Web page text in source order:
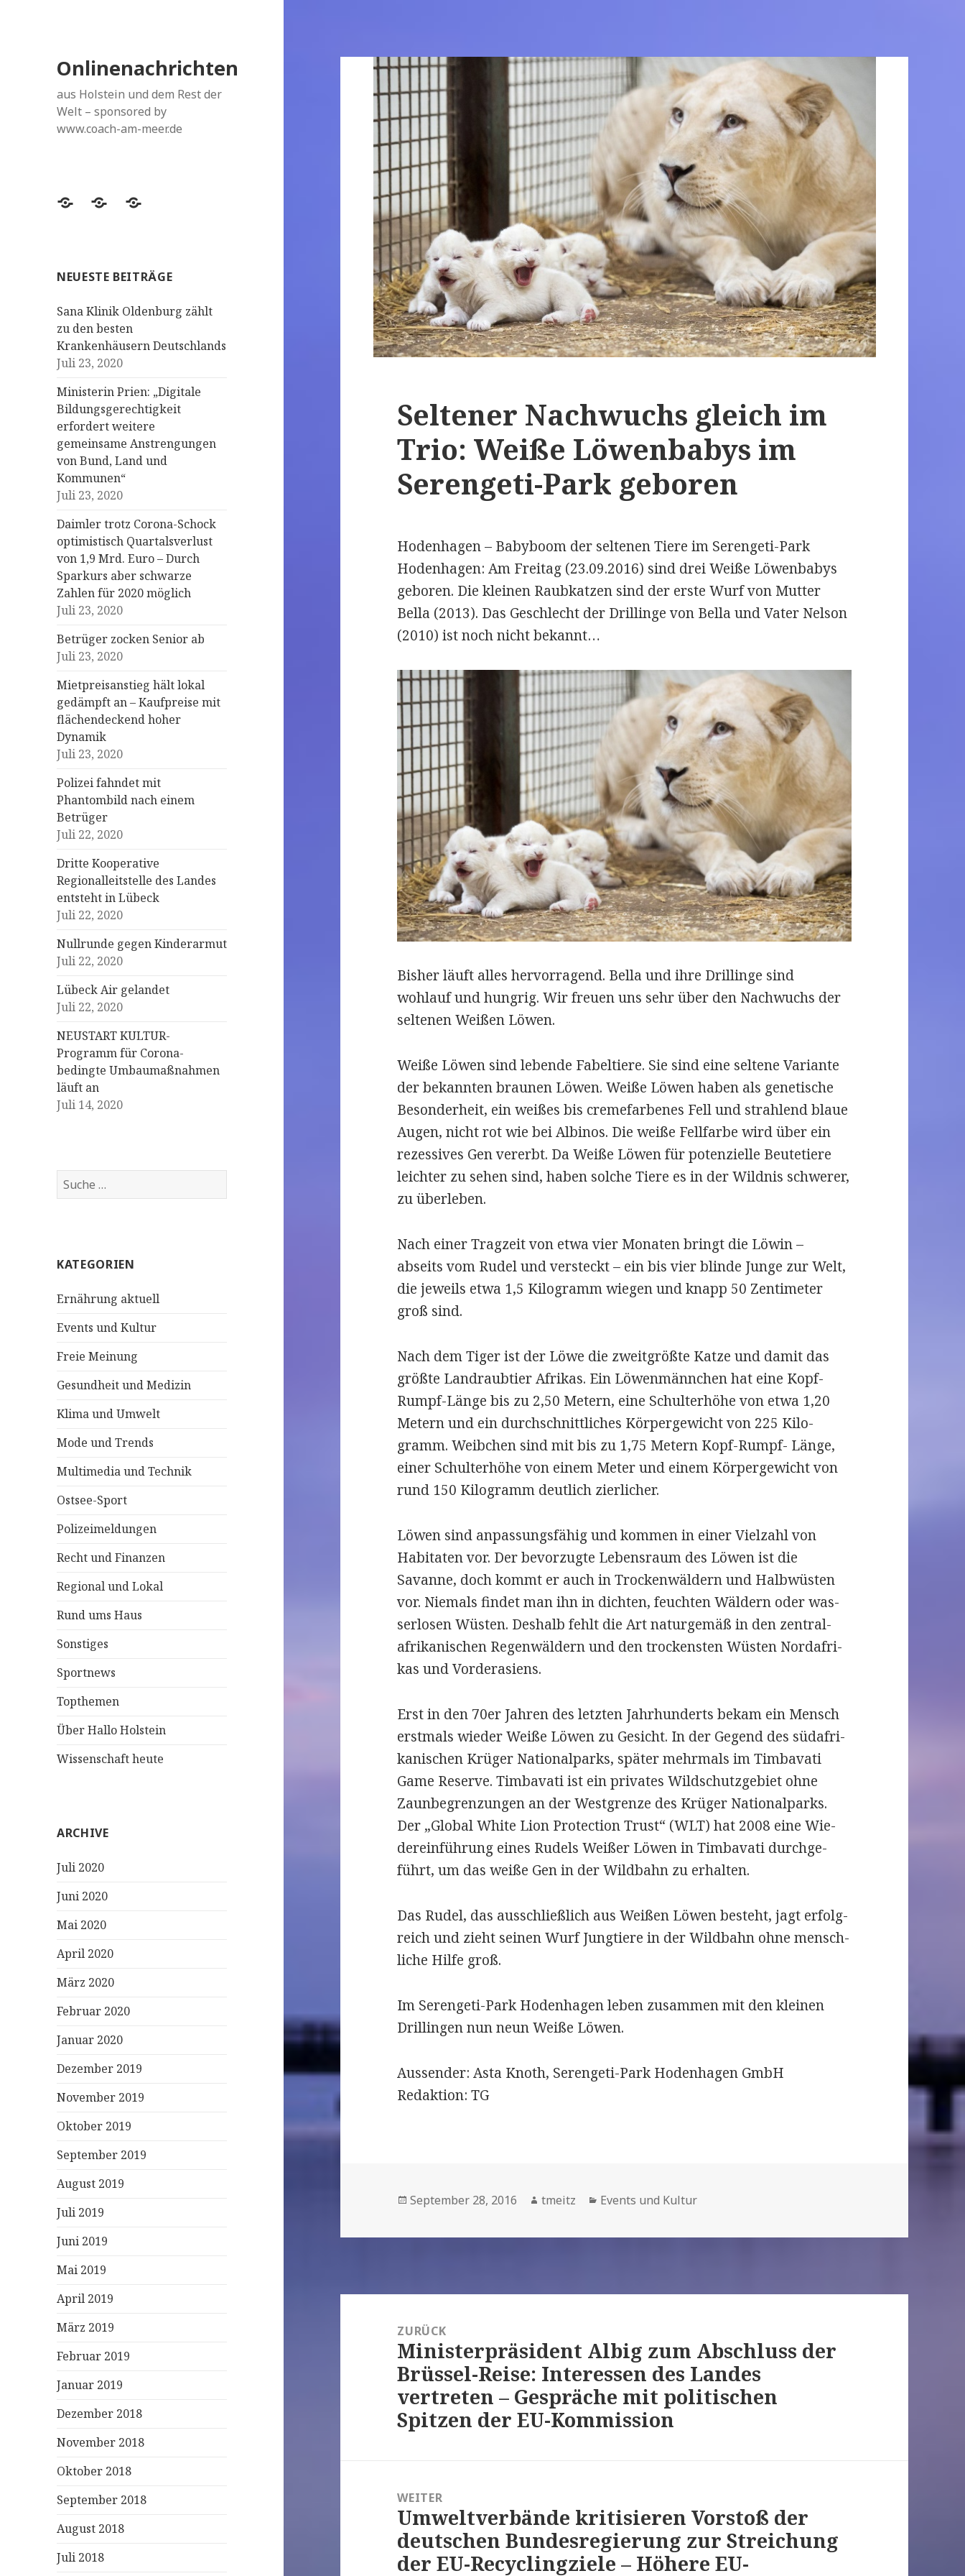
Onlinenachrichten
aus Holstein und dem Rest der
Welt – sponsored by
www.coach-am-meer.de
Datenschutzerklärung
TopthemenTopthemen
NEUESTE BEITRÄGE
Sana Klinik Oldenburg zählt
zu den besten
Krankenhäusern Deutschlands
Juli 23, 2020
Ministerin Prien: „Digitale
Bildungsgerechtigkeit
erfordert weitere
gemeinsame Anstrengungen
von Bund, Land und
Kommunen“
Juli 23, 2020
Daimler trotz Corona-Schock
optimistisch Quartalsverlust
von 1,9 Mrd. Euro – Durch
Sparkurs aber schwarze
Zahlen für 2020 möglich
Juli 23, 2020
Betrüger zocken Senior ab
Juli 23, 2020
Mietpreisanstieg hält lokal
gedämpft an – Kaufpreise mit
flächendeckend hoher
Dynamik
Juli 23, 2020
Polizei fahndet mit
Phantombild nach einem
Betrüger
Juli 22, 2020
Dritte Kooperative
Regionalleitstelle des Landes
entsteht in Lübeck
Juli 22, 2020
Nullrunde gegen Kinderarmut
Juli 22, 2020
Lübeck Air gelandet
Juli 22, 2020
NEUSTART KULTUR-
Programm für Corona-
bedingte Umbaumaßnahmen
läuft an
Juli 14, 2020
S
u
n
c
:
KATEGORIEN
Ernährung aktuell
Events und Kultur
Freie Meinung
Gesundheit und Medizin
Klima und Umwelt
Mode und Trends
Multimedia und Technik
Ostsee-Sport
Polizeimeldungen
Recht und Finanzen
Regional und Lokal
Rund ums Haus
Sonstiges
Sportnews
Topthemen
Über Hallo Holstein
Wissenschaft heute
ARCHIVE
Juli 2020
Juni 2020
Mai 2020
April 2020
März 2020
Februar 2020
Januar 2020
Dezember 2019
November 2019
Oktober 2019
September 2019
August 2019
Juli 2019
Juni 2019
Mai 2019
April 2019
März 2019
Februar 2019
Januar 2019
Dezember 2018
November 2018
Oktober 2018
September 2018
August 2018
Juli 2018
Seltener Nachwuchs gleich im
Trio: Weiße Löwenbabys im
Serengeti-Park geboren
Hodenhagen – Babyboom der seltenen Tiere im Serengeti-Park
Hodenhagen: Am Freitag (23.09.2016) sind drei Weiße Löwenbabys
geboren. Die kleinen Raubkatzen sind der erste Wurf von Mutter
Bella (2013). Das Geschlecht der Drillinge von Bella und Vater Nelson
(2010) ist noch nicht bekannt…
Bisher läuft alles hervorragend. Bella und ihre Drillinge sind
wohlauf und hungrig. Wir freuen uns sehr über den Nachwuchs der
seltenen Weißen Löwen.
Weiße Löwen sind lebende Fabel­tiere. Sie sind eine sel­tene Vari­ante
der bekann­ten brau­nen Löwen. Weiße Löwen haben als gene­ti­sche
Beson­der­heit, ein wei­ßes bis cre­me­far­be­nes Fell und strah­lend blaue
Augen, nicht rot wie bei Albi­nos. Die weiße Fellfarbe wird über ein
rezessives Gen vererbt. Da Weiße Löwen für potenzielle Beutetiere
leichter zu sehen sind, haben solche Tiere es in der Wildnis schwerer,
zu überleben.
Nach einer Trag­zeit von etwa vier Mona­ten bringt die Löwin –
abseits vom Rudel und ver­steckt – ein bis vier blinde Junge zur Welt,
die jeweils etwa 1,5 Kilo­gramm wie­gen und knapp 50 Zenti­me­ter
groß sind.
Nach dem Tiger ist der Löwe die zweit­größte Katze und damit das
größte Lan­d­raub­tier Afri­kas. Ein Löw­en­männ­chen hat eine Kopf-
Rumpf-Länge bis zu 2,50 Metern, eine Schul­ter­höhe von etwa 1,20
Metern und ein durch­schnitt­li­ches Kör­per­ge­wicht von 225 Kilo­
gramm. Weib­chen sind mit bis zu 1,75 Metern Kopf-Rumpf- Länge,
einer Schul­ter­höhe von einem Meter und einem Kör­per­ge­wicht von
rund 150 Kilo­gramm deutlich zierlicher.
Löwen sind anpas­sungs­fähig und kom­men in einer Viel­zahl von
Habi­ta­ten vor. Der bevor­zugte Lebens­raum des Löwen ist die
Savanne, doch kommt er auch in Tro­cken­wäl­dern und Halb­wüs­ten
vor. Nie­mals fin­det man ihn in dich­ten, feuch­ten Wäl­dern oder was­
ser­lo­sen Wüs­ten. Des­halb fehlt die Art natur­ge­mäß in den zen­tral­
afri­ka­ni­schen Regen­wäl­dern und den tro­ckens­ten Wüs­ten Nord­afri­
kas und Vor­dera­si­ens.
Erst in den 70er Jah­ren des letz­ten Jahr­hun­derts bekam ein Mensch
erst­mals wie­der Weiße Löwen zu Gesicht. In der Gegend des süd­a­fri­
ka­ni­schen Krü­ger Natio­nal­parks, spä­ter mehr­mals im Tim­ba­vati
Game Reserve. Tim­ba­vati ist ein pri­va­tes Wild­schutz­ge­biet ohne
Zaun­be­g­ren­zun­gen an der West­grenze des Krü­ger Natio­nal­parks.
Der „Glo­bal White Lion Pro­tec­tion Trust“ (WLT) hat 2008 eine Wie­
de­r­ein­füh­rung eines Rudels Wei­ßer Löwen in Tim­ba­vati durch­ge­
führt, um das weiße Gen in der Wild­bahn zu erhal­ten.
Das Rudel, das aus­sch­ließ­lich aus Wei­ßen Löwen besteht, jagt erfolg­
reich und zieht sei­nen Wurf Jung­tiere in der Wild­bahn ohne men­sch­
li­che Hilfe groß.
Im Serengeti-Park Hodenhagen leben zusammen mit den kleinen
Drillingen nun neun Weiße Löwen.
Aussender: Asta Knoth, Serengeti-Park Hodenhagen GmbH
Redaktion: TG
Veröffentlicht
September 28, 2016 Autor
tmeitz Kategorien
Events und Kultur
NavigationZURÜCK
Vorheriger
Beitrag:
Ministerpräsident Albig zum Abschluss der
Brüssel-Reise: Interessen des Landes
vertreten – Gespräche mit politischen
Spitzen der EU-Kommission
WEITER
Nächster
Beitrag:
Umweltverbände kritisieren Vorstoß der
deutschen Bundesregierung zur Streichung
der EU-Recyclingziele – Höhere EU-